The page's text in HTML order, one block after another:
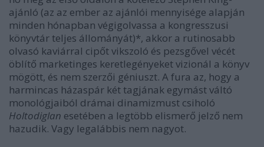
ajánló (az az ember az ajánlói mennyisége alapján
minden hónapban végigolvassa a kongresszusi
könyvtár teljes állományát)*, akkor a rutinosabb
olvasó kaviárral cipőt vikszoló és pezsgővel vécét
öblítő marketinges keretlegényeket vizionál a könyv
mögött, és nem szerzői géniuszt. A fura az, hogy a
harmincas házaspár két tagjának egymást váltó
monológjaiból drámai dinamizmust csiholó
Holtodiglan esetében a legtöbb elismerő jelző nem
hazudik. Vagy legalábbis nem nagyot.